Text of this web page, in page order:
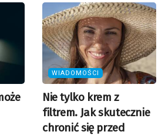
WIADOMOŚCI
Nie tylko krem z
filtrem. Jak skutecznie
chronić się przed